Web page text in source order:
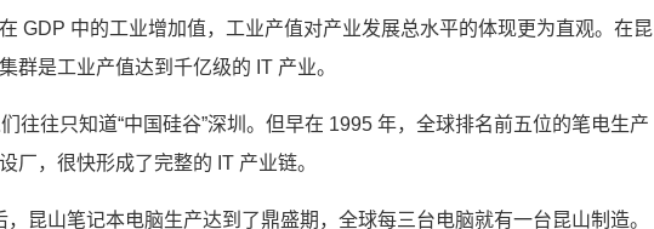
GDP 中的工业增加值，工业产值对产业发展总水平的体现更为直观。在昆
群是工业产值达到千亿级的 IT 产业。
往往只知道“中国硅谷”深圳。但早在 1995 年，全球排名前五位的笔电生产
厂，很快形成了完整的 IT 产业链。
，昆山笔记本电脑生产达到了鼎盛期，全球每三台电脑就有一台昆山制造。